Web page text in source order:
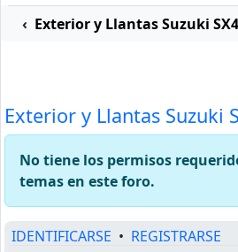
Exterior y Llantas Suzuki
Exterior y Llantas Suzuki
No tiene los permisos
temas en este foro.
IDENTIFICARSE • REGISTRARSE